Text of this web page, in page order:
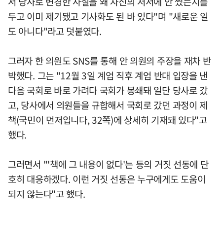
두고 이미 제기됐고 기사화도 된 바 있다"며 "새로운 일
도 아니다"라고 덧붙였다.
그러자 한 의원도 SNS를 통해 안 의원의 주장을 재차 반
박했다. 그는 "12월 3일 계엄 직후 계엄 반대 입장을 낸
다음 국회로 바로 가려다 국회가 봉쇄돼 일단 당사로 갔
고, 당사에서 의원들을 규합해서 국회로 갔던 과정이 제
책(국민이 먼저입니다, 32쪽)에 상세히 기재돼 있다"고
했다.
그러면서 "'책에 그 내용이 없다'는 등의 거짓 선동에 단
호히 대응하겠다. 이런 거짓 선동은 누구에게도 도움이
되지 않는다"고 했다.